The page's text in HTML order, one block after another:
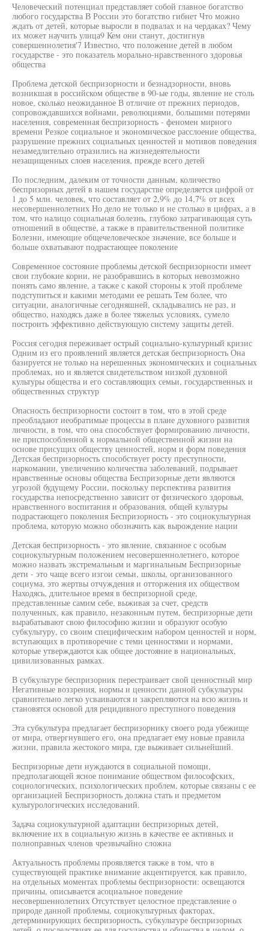
Человеческий потенциал представляет собой главное богатство
любого государства В России это богатство гибнет Что можно
ждать от детей, которые выросли в подвалах и на чердаках? Чему
их может научить улица9 Кем они станут, достигнув
совершеннолетия'7 Известно, что положение детей в любом
государстве - это показатель морально-нравственного здоровья
общества
Проблема детской беспризорности и безнадзорности, вновь
возникшая в российском обществе в 90-ые годы, явление не столь
новое, сколько неожиданное В отличие от прежних периодов,
сопровождавшихся войнами, революциями, большими потерями
населения, современная беспризорность - феномен мирного
времени Резкое социальное и экономическое расслоение общества,
разрушение прежних социальных ценностей и мотивов поведения
незамедлительно отразились на жизнедеятельности
незащищенных слоев населения, прежде всего детей
По последним, далеким от точности данным, количество
беспризорных детей в нашем государстве определяется цифрой от
1 до 5 млн. человек, что составляет от 2,9% до 14,7% от всех
несовершеннолетних Но дело не только и не столько в цифрах, а в
том, что налицо социальная болезнь, глубоко затрагивающая суть
отношений в обществе, а также в правительственной политике
Болезни, имеющие общечеловеческое значение, все больше и
больше охватывают подрастающее поколение
Современное состояние проблемы детской беспризорности имеет
свои глубокие корни, не разобравшись в которых невозможно
понять само явление, а также с какой стороны к этой проблеме
подступиться и какими методами ее решать Тем более, что
ситуации, аналогичные сегодняшней, складывались не раз, и
общество, находясь даже в более тяжелых условиях, сумело
построить эффективно действующую систему защиты детей.
Россия сегодня переживает острый социально-культурный кризис
Одним из его проявлений является детская беспризорность Она
базируется не только на нерешенных экономических и социальных
проблемах, но и является свидетельством низкой духовной
культуры общества и его составляющих семьи, государственных и
общественных структур
Опасность беспризорности состоит в том, что в этой среде
преобладают необратимые процессы в плане духовного развития
личности, в том, что она способствует формированию личности,
не приспособленной к нормальной общественной жизни на
основе присущих обществу ценностей, норм и форм поведения
Детская беспризорность способствует росту преступности,
наркомании, увеличению количества заболеваний, подрывает
нравственные основы общества Беспризорные дети являются
угрозой будущему России, поскольку перспектива развития
государства непосредственно зависит от физического здоровья,
нравственного воспитания и образования, общей культуры
подрастающего поколения Беспризорность - это социокультурная
проблема, которую можно обозначить как вырождение нации
Детская беспризорность - это явление, связанное с особым
социокультурным положением несовершеннолетнего, которое
можно назвать экстремальным и маргинальным Беспризорные
дети - это чаще всего изгои семьи, школы, организованного
социума, это жертвы отчуждения и отторжения их обществом
Находясь, длительное время в беспризорной среде,
представленные самим себе, выживая за счет, средств
полученных, как правило, незаконным путем, беспризорные дети
вырабатывают свою философию жизни и образуют особую
субкультуру, со своим специфическим набором ценностей и норм,
вступающих в противоречие с теми ценностями и нормами,
которые утверждаются как общее достояние в национальных,
цивилизованных рамках.
В субкультуре беспризорник перестраивает свой ценностный мир
Негативные воззрения, нормы и ценности данной субкультуры
сравнительно легко усваиваются и закрепляются на всю жизнь и
становятся основой для рецидивного преступного поведения
Эта субкультура предлагает беспризорнику своего рода убежище
от мира, отвергнувшего его, она предлагает ему новые правила
жизни, правила жестокого мира, где выживает сильнейший.
Беспризорные дети нуждаются в социальной помощи,
предполагающей ясное понимание обществом философских,
социологических, психологических проблем, которые связаны с ее
организацией Беспризорность должна стать и предметом
культурологических исследований.
Задача социокультурной адаптации беспризорных детей,
включение их в социальную жизнь в качестве ее активных и
полноправных членов чрезвычайно сложна
Актуальность проблемы проявляется также в том, что в
существующей практике внимание акцентируется, как правило,
на отдельных моментах проблемы беспризорности: освещаются
причины, описывается асоциальное поведение
несовершеннолетних Отсутствует целостное представление о
природе данной проблемы, социокультурных факторах,
детерминирующих беспризорность, субкультуре беспризорных